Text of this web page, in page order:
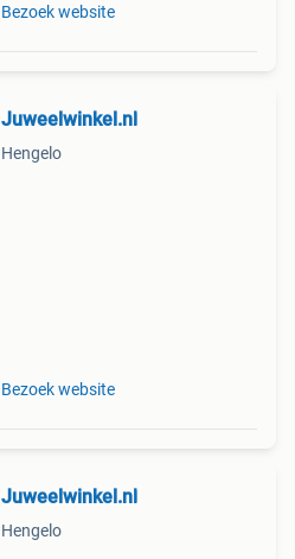
Bezoek website
Juweelwinkel.nl
Hengelo
Bezoek website
Juweelwinkel.nl
Hengelo